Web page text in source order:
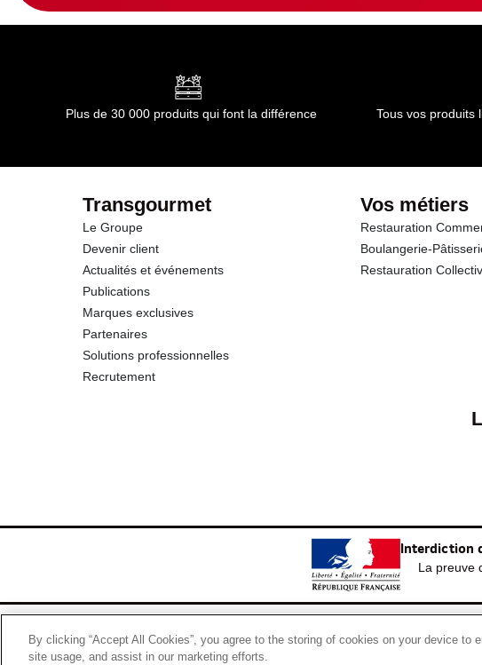
Plus de 30 000 produits qui font la différence Tous vos produits
Transgourmet
Le Groupe
Devenir client
Actualités et événements
Publications
Marques exclusives
Partenaires
Solutions professionnelles
Recrutement
Vos métiers
Restauration
Boulangerie-
Restauration
Interdiction
La preuve
By clicking “Accept All Cookies”, you agree to the storing of cookies on your device to
site usage, and assist in our marketing efforts.